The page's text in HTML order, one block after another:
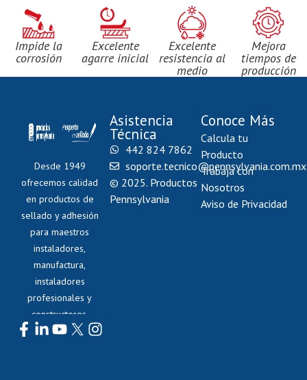
Impide la
corrosión
Excelente
agarre inicial
Excelente
resistencia al
medio
ambiente
Mejora
tiempos de
producción
Desde 1949
ofrecemos calidad
en productos de
sellado y adhesión
para maestros
instaladores,
manufactura,
instaladores
profesionales y
constructores.
Síguenos:
Asistencia
Técnica
442 824 7862
soporte.tecnico@pennsylvania.com.mx
© 2025. Productos
Pennsylvania
Conoce Más
Calcula tu
Producto
Trabaja con
Nosotros
Aviso de Privacidad